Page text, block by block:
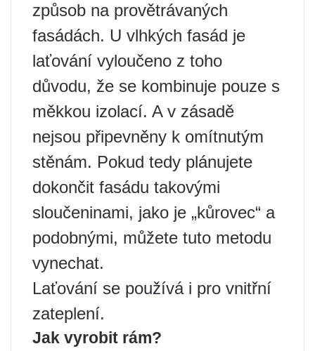
způsob na provětrávaných
fasádách. U vlhkých fasád je
laťování vyloučeno z toho
důvodu, že se kombinuje pouze s
měkkou izolací. A v zásadě
nejsou připevněny k omítnutým
stěnám. Pokud tedy plánujete
dokončit fasádu takovými
sloučeninami, jako je „kůrovec“ a
podobnými, můžete tuto metodu
vynechat.
Laťování se používá i pro vnitřní
zateplení.
Jak vyrobit rám?